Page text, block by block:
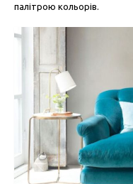
палітрою кольорів.